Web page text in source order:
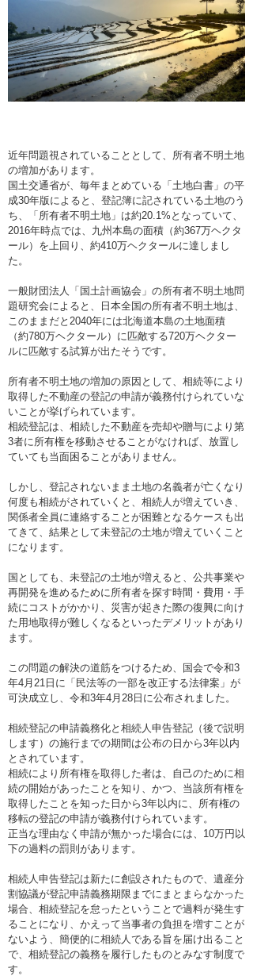
近年問題視されていることとして、所有者不明土地
の増加があります。
国土交通省が、毎年まとめている「土地白書」の平
成30年版によると、登記簿に記されている土地のう
ち、「所有者不明土地」は約20.1%となっていて、
2016年時点では、九州本島の面積（約367万ヘクタ
ール）を上回り、約410万ヘクタールに達しまし
た。
一般財団法人「国土計画協会」の所有者不明土地問
題研究会によると、日本全国の所有者不明土地は、
このままだと2040年には北海道本島の土地面積
（約780万ヘクタール）に匹敵する720万ヘクター
ルに匹敵する試算が出たそうです。
所有者不明土地の増加の原因として、相続等により
取得した不動産の登記の申請が義務付けられていな
いことが挙げられています。
相続登記は、相続した不動産を売却や贈与により第
3者に所有権を移動させることがなければ、放置し
ていても当面困ることがありません。
しかし、登記されないまま土地の名義者が亡くなり
何度も相続がされていくと、相続人が増えていき、
関係者全員に連絡することが困難となるケースも出
てきて、結果として未登記の土地が増えていくこと
になります。
国としても、未登記の土地が増えると、公共事業や
再開発を進めるために所有者を探す時間・費用・手
続にコストがかかり、災害が起きた際の復興に向け
た用地取得が難しくなるといったデメリットがあり
ます。
この問題の解決の道筋をつけるため、国会で令和3
年4月21日に「民法等の一部を改正する法律案」が
可決成立し、令和3年4月28日に公布されました。
相続登記の申請義務化と相続人申告登記（後で説明
します）の施行までの期間は公布の日から3年以内
とされています。
相続により所有権を取得した者は、自己のために相
続の開始があったことを知り、かつ、当該所有権を
取得したことを知った日から3年以内に、所有権の
移転の登記の申請が義務付けられています。
正当な理由なく申請が無かった場合には、10万円以
下の過料の罰則があります。
相続人申告登記は新たに創設されたもので、遺産分
割協議が登記申請義務期限までにまとまらなかった
場合、相続登記を怠ったということで過料が発生す
ることになり、かえって当事者の負担を増すことが
ないよう、簡便的に相続人である旨を届け出ること
で、相続登記の義務を履行したものとみなす制度で
す。